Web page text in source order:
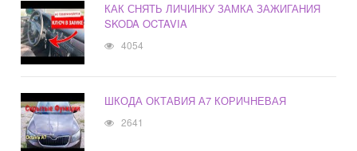
КАК СНЯТЬ ЛИЧИНКУ ЗАМКА ЗАЖИГАНИЯ
SKODA OCTAVIA
4054
ШКОДА ОКТАВИЯ А7 КОРИЧНЕВАЯ
2641